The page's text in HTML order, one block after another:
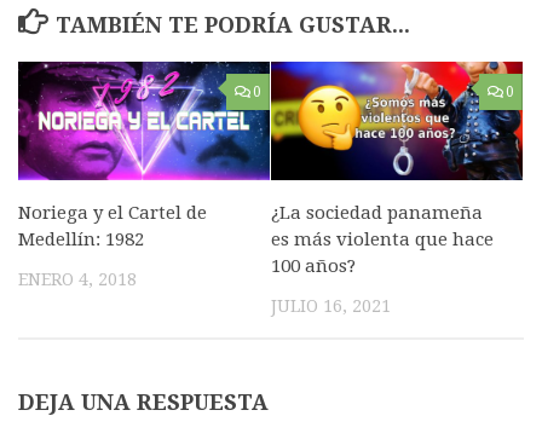
TAMBIÉN TE PODRÍA GUSTAR...
0
Noriega y el Cartel de
Medellín: 1982
ENERO 4, 2018
0
¿La sociedad panameña
es más violenta que hace
100 años?
JULIO 16, 2021
DEJA UNA RESPUESTA